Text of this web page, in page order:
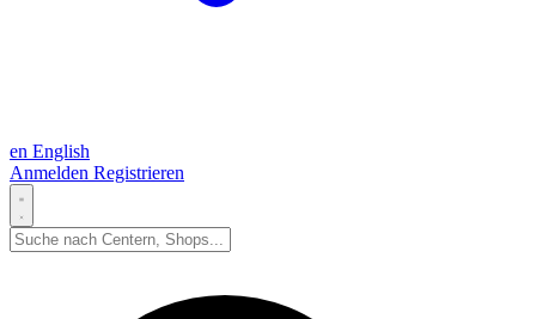
en English
Anmelden Registrieren